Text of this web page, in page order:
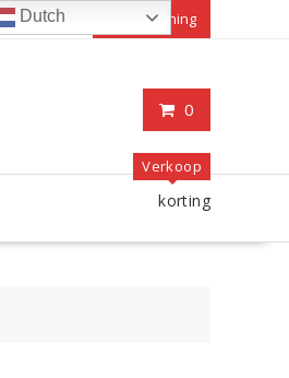
Mijn rekening
0
Verkoop
korting
Dutch